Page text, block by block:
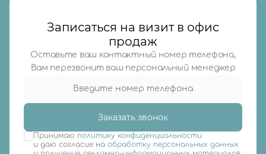
Записаться на визит в офис
продаж
Оставьте ваш контактный номер телефона,
Вам перезвонит ваш персональный менеджер
Заказать звонок
Принимаю политику конфиденциальности
и даю согласие на обработку персональных данных